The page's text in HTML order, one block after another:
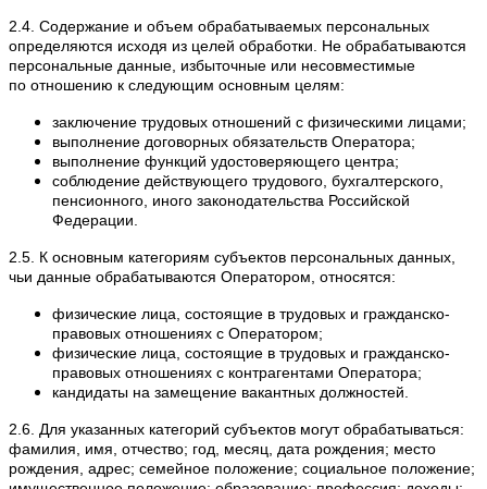
2.4. Содержание и объем обрабатываемых персональных
определяются исходя из целей обработки. Не обрабатываются
персональные данные, избыточные или несовместимые
по отношению к следующим основным целям:
заключение трудовых отношений с физическими лицами;
выполнение договорных обязательств Оператора;
выполнение функций удостоверяющего центра;
соблюдение действующего трудового, бухгалтерского,
пенсионного, иного законодательства Российской
Федерации.
2.5. К основным категориям субъектов персональных данных,
чьи данные обрабатываются Оператором, относятся:
физические лица, состоящие в трудовых и гражданско-
правовых отношениях с Оператором;
физические лица, состоящие в трудовых и гражданско-
правовых отношениях с контрагентами Оператора;
кандидаты на замещение вакантных должностей.
2.6. Для указанных категорий субъектов могут обрабатываться:
фамилия, имя, отчество; год, месяц, дата рождения; место
рождения, адрес; семейное положение; социальное положение;